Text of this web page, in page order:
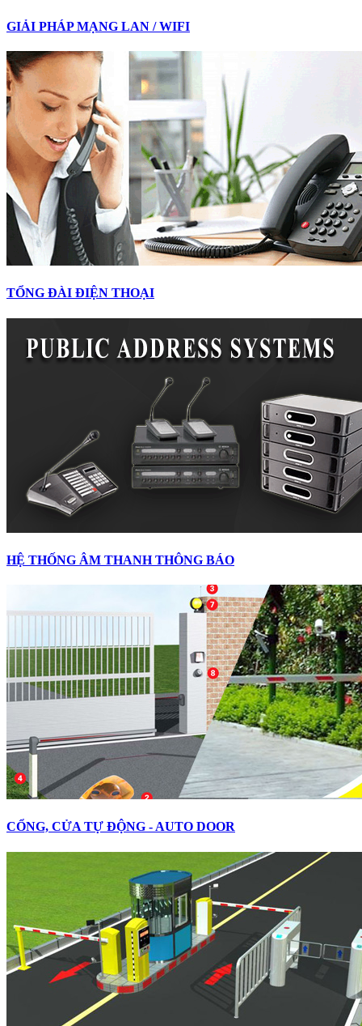
GIẢI PHÁP MẠNG LAN / WIFI
TỔNG ĐÀI ĐIỆN THOẠI
HỆ THỐNG ÂM THANH THÔNG BÁO
CỔNG, CỬA TỰ ĐỘNG - AUTO DOOR